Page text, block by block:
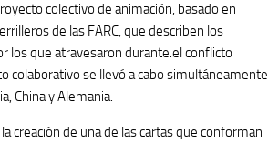
colectivo de animación, basado en
de las FARC, que describen los
los que atravesaron durante.el conflicto
colaborativo se llevó a cabo simultáneamente
China y Alemania.
creación de una de las cartas que conforman